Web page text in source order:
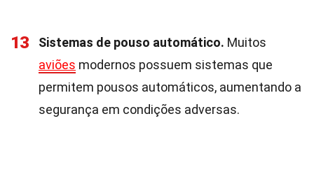
13 Sistemas de pouso automático. Muitos
aviões modernos possuem sistemas que
permitem pousos automáticos, aumentando a
segurança em condições adversas.